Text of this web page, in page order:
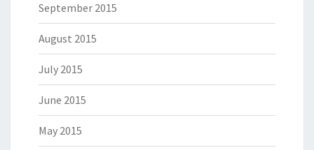
September 2015
August 2015
July 2015
June 2015
May 2015